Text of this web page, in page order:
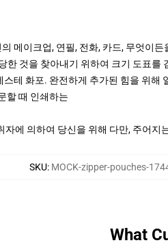
메이크업, 연필, 전화, 카드, 무엇이든
한 것을 찾아내기 위하여 크기 도표를
테 화포. 완전하게 추가된 힘을 위해
할 때 인쇄하는
자에 의하여 당신을 위해 다만, 주어
SKU: MOCK-zipper-pouches-
What